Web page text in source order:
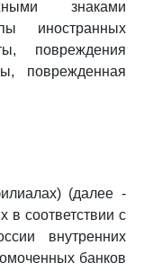
знаками
иностранных
повреждения
поврежденная
(далее -
в соответствии с
внутренних
банков